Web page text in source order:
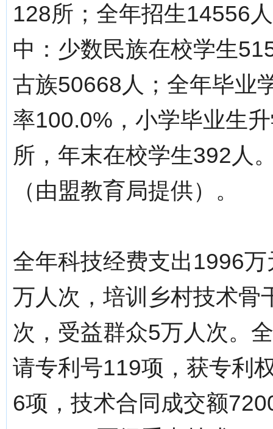
128所；全年招生14556
中：少数民族在校学生
古族50668人；全年毕业
率100.0%，小学毕业生
所，年末在校学生392人
（由盟教育局提供）。
全年科技经费支出1996
万人次，培训乡村技术骨
次，受益群众5万人次。
请专利号119项，获专利
6项，技术合同成交额